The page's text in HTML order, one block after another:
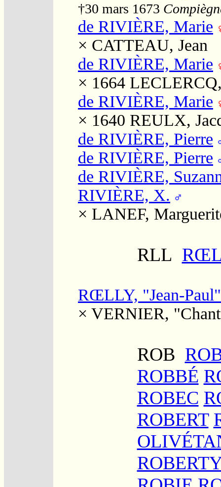
†30 mars 1673
de RIVIÈRE, Marie
× CATTEAU, Jean
de RIVIÈRE, Marie
× 1664
de RIVIÈRE, Marie
× 1640 REULX,
de RIVIÈRE, Pierre
de RIVIÈRE, Pierre
de RIVIÈRE,
RIVIÈRE, X.
× LANEF,
RLL
RŒLLY, "Jean-Paul"
× VERNIER,
ROB
ROBBÉ
ROBEC
ROBERT